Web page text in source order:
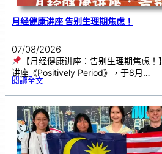
月经健康讲座 告别生理期焦虑！
07/08/2026
【月经健康讲座：告别生理期焦虑！】
讲座《Positively Period》，于8月…
閱讀全文:月
康
座
告
别
生
理
期
焦
虑
！